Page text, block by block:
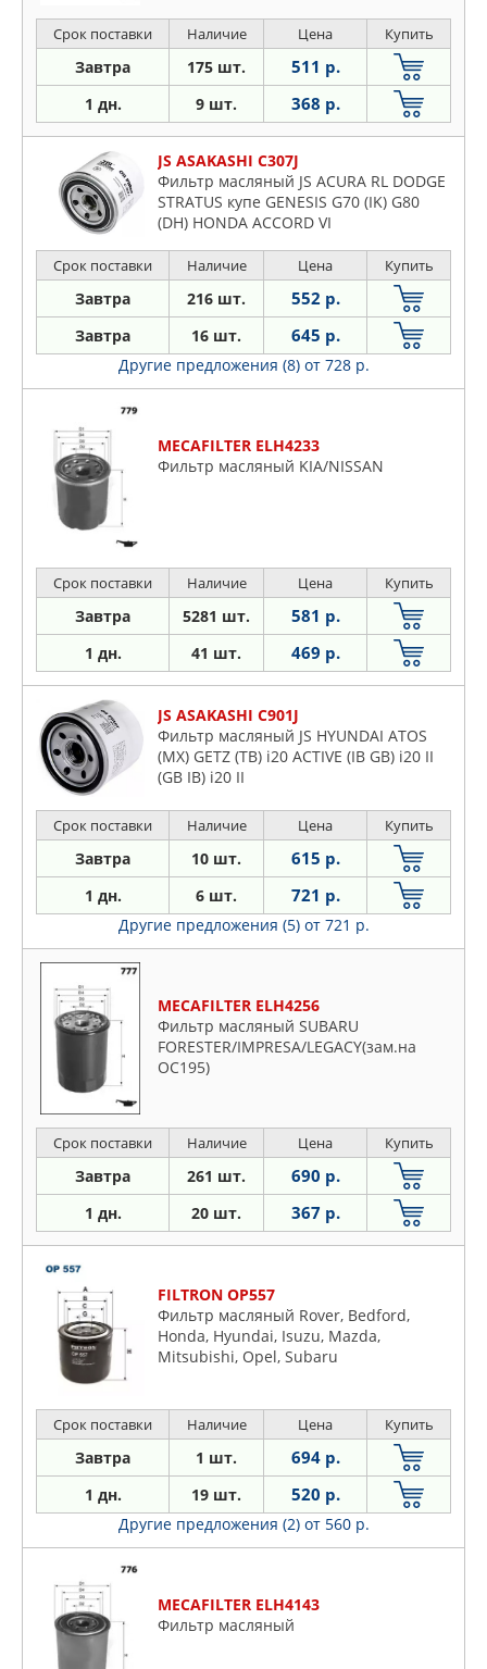
Срок поставки Наличие Цена Купить
Завтра 175 шт. 511 р.
1 дн. 9 шт. 368 р.
JS ASAKASHI C307J
Фильтр масляный JS ACURA RL DODGE
STRATUS купе GENESIS G70 (IK) G80
(DH) HONDA ACCORD VI
Срок поставки Наличие Цена Купить
Завтра 216 шт. 552 р.
Завтра 16 шт. 645 р.
Другие предложения (8) от 728 р.
MECAFILTER ELH4233
Фильтр масляный KIA/NISSAN
Срок поставки Наличие Цена Купить
Завтра 5281 шт. 581 р.
1 дн. 41 шт. 469 р.
JS ASAKASHI C901J
Фильтр масляный JS HYUNDAI ATOS
(MX) GETZ (TB) i20 ACTIVE (IB GB) i20 II
(GB IB) i20 II
Срок поставки Наличие Цена Купить
Завтра 10 шт. 615 р.
1 дн. 6 шт. 721 р.
Другие предложения (5) от 721 р.
MECAFILTER ELH4256
Фильтр масляный SUBARU
FORESTER/IMPRESA/LEGACY(зам.на
OC195)
Срок поставки Наличие Цена Купить
Завтра 261 шт. 690 р.
1 дн. 20 шт. 367 р.
FILTRON OP557
Фильтр масляный Rover, Bedford,
Honda, Hyundai, Isuzu, Mazda,
Mitsubishi, Opel, Subaru
Срок поставки Наличие Цена Купить
Завтра 1 шт. 694 р.
1 дн. 19 шт. 520 р.
Другие предложения (2) от 560 р.
MECAFILTER ELH4143
Фильтр масляный